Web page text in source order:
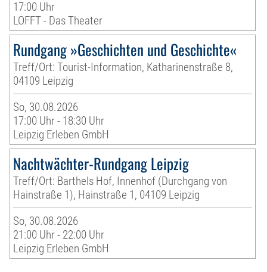
17:00 Uhr
LOFFT - Das Theater
Rundgang »Geschichten und Geschichte«
Treff/Ort: Tourist-Information, Katharinenstraße 8,
04109 Leipzig
So, 30.08.2026
17:00 Uhr - 18:30 Uhr
Leipzig Erleben GmbH
Nachtwächter-Rundgang Leipzig
Treff/Ort: Barthels Hof, Innenhof (Durchgang von
Hainstraße 1), Hainstraße 1, 04109 Leipzig
So, 30.08.2026
21:00 Uhr - 22:00 Uhr
Leipzig Erleben GmbH